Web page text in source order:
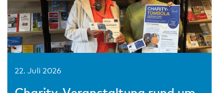
22. Juli 2026